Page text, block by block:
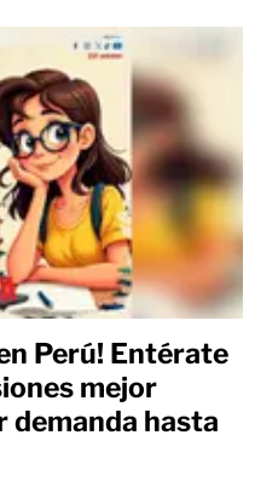
Perú! Entérate
mejor
demanda hasta